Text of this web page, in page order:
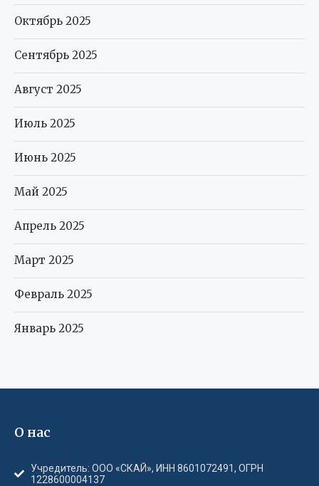
Октябрь 2025
Сентябрь 2025
Август 2025
Июль 2025
Июнь 2025
Май 2025
Апрель 2025
Март 2025
Февраль 2025
Январь 2025
О нас
Учредитель: ООО «СКАЙ», ИНН 8601072491, ОГРН
1228600004137